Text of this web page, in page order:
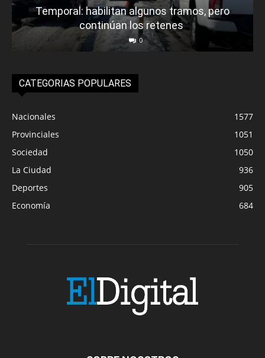
Temporal: habilitan algunos tramos, pero
continúan los retenes
0
CATEGORIAS POPULARES
Nacionales
1577
Provinciales
1051
Sociedad
1050
La Ciudad
936
Deportes
905
Economía
684